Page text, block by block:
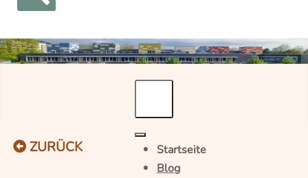
Startseite
Blog
ZURÜCK